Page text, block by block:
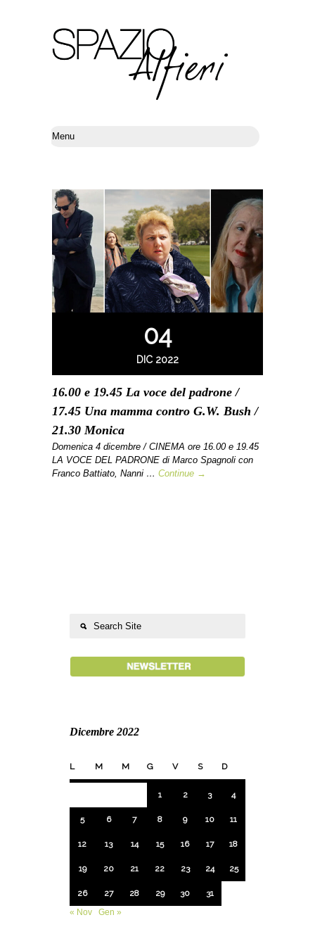
04
DIC 2022
16.00 e 19.45 La voce del padrone /
17.45 Una mamma contro G.W. Bush /
21.30 Monica
Domenica 4 dicembre / CINEMA ore 16.00 e 19.45
LA VOCE DEL PADRONE di Marco Spagnoli con
Franco Battiato, Nanni … Continue →
Dicembre 2022
L M M G V S D
1 2 3 4
5 6 7 8 9 10 11
12 13 14 15 16 17 18
19 20 21 22 23 24 25
26 27 28 29 30
31
« Nov
Gen »